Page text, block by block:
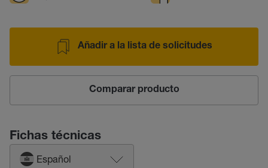
Añadir a la lista de solicitudes
Comparar producto
Fichas técnicas
Español